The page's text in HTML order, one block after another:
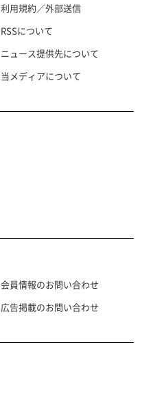
利用規約／外部送信
RSSについて
ニュース提供先について
当メディアについて
会員情報のお問い合わせ
広告掲載のお問い合わせ